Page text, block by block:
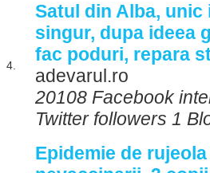
4.
Satul din Alba, unic
singur, dupa ideea
fac poduri, repara
adevarul.ro
20108 Facebook
Twitter followers 1
Epidemie de